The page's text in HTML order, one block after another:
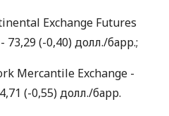
Exchange Futures
(-0,40) долл./барр.;
Mercantile Exchange -
(-0,55) долл./барр.